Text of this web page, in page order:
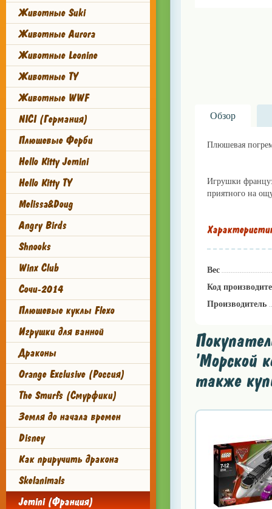
Животные Suki
Животные Aurora
Животные Leonine
Животные TY
Животные WWF
NICI (Германия)
Плюшевые Ферби
Hello Kitty Jemini
Hello Kitty TY
Melissa&Doug
Angry Birds
Shnooks
Winx Club
Сочи-2014
Плюшевые куклы Flexo
Игрушки для ванной
Драконы
Orange Exclusive (Россия)
The Smurfs (Смурфики)
Земля до начала времен
Disney
Как приручить дракона
Skelanimals
Jemini (Франция)
Обзор
Плюшевая
Игрушки
приятного на
Вес
Код
Производитель
'Морской
также